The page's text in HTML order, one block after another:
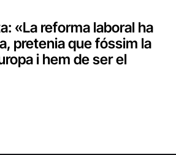
«La reforma laboral ha
pretenia que fóssim la
i hem de ser el